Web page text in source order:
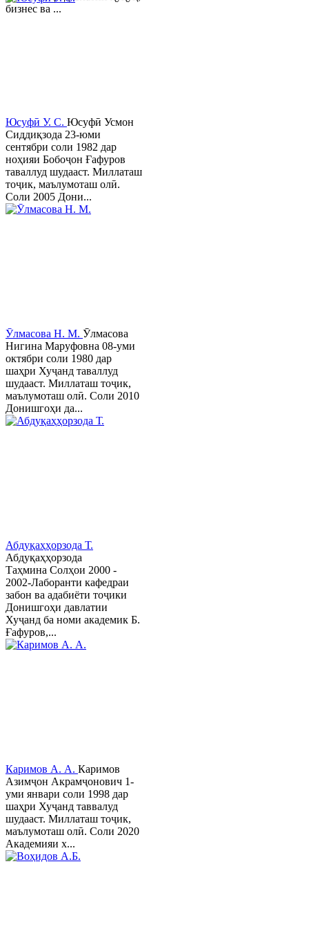
бизнес ва ...
Юсуфӣ У. C. Юсуфӣ Усмон
Сиддиқзода 23-юми
сентябри соли 1982 дар
ноҳияи Бобоҷон Ғафуров
таваллуд шудааст. Миллаташ
тоҷик, маълумоташ олӣ.
Соли 2005 Дони...
Ӯлмасова Н. М. Ӯлмасова
Нигина Маруфовна 08-уми
октябри соли 1980 дар
шаҳри Хуҷанд таваллуд
шудааст. Миллаташ тоҷик,
маълумоташ олӣ. Соли 2010
Донишгоҳи да...
Абдуқаҳҳорзода Т.
Абдуқаҳҳорзода
Таҳмина Солҳои 2000 -
2002-Лаборанти кафедраи
забон ва адабиёти тоҷики
Донишгоҳи давлатии
Хуҷанд ба номи академик Б.
Ғафуров,...
Каримов А. А. Каримов
Азимҷон Акрамҷонович 1-
уми январи соли 1998 дар
шаҳри Хуҷанд таввалуд
шудааст. Миллаташ тоҷик,
маълумоташ олӣ. Соли 2020
Академияи х...